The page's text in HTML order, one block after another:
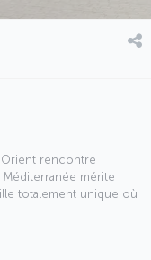
rencontre
mérite
totalement unique où
ville vivante qui